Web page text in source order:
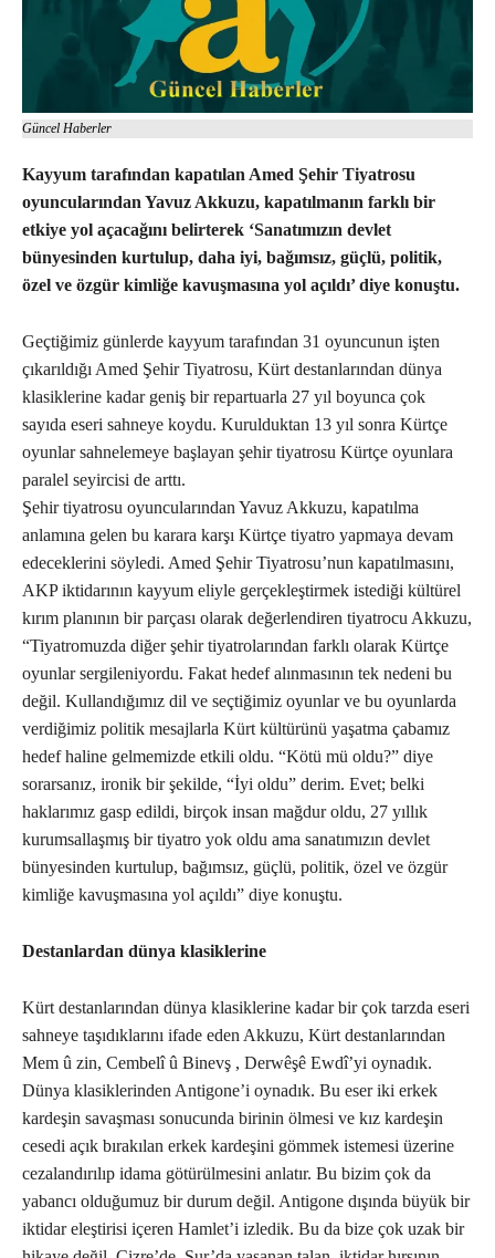
Güncel Haberler
Kayyum tarafından kapatılan Amed Şehir Tiyatrosu
oyuncularından Yavuz Akkuzu, kapatılmanın farklı bir
etkiye yol açacağını belirterek ‘Sanatımızın devlet
bünyesinden kurtulup, daha iyi, bağımsız, güçlü, politik,
özel ve özgür kimliğe kavuşmasına yol açıldı’ diye konuştu.
Geçtiğimiz günlerde kayyum tarafından 31 oyuncunun işten
çıkarıldığı Amed Şehir Tiyatrosu, Kürt destanlarından dünya
klasiklerine kadar geniş bir repartuarla 27 yıl boyunca çok
sayıda eseri sahneye koydu. Kurulduktan 13 yıl sonra Kürtçe
oyunlar sahnelemeye başlayan şehir tiyatrosu Kürtçe oyunlara
paralel seyircisi de arttı.
Şehir tiyatrosu oyuncularından Yavuz Akkuzu, kapatılma
anlamına gelen bu karara karşı Kürtçe tiyatro yapmaya devam
edeceklerini söyledi. Amed Şehir Tiyatrosu’nun kapatılmasını,
AKP iktidarının kayyum eliyle gerçekleştirmek istediği kültürel
kırım planının bir parçası olarak değerlendiren tiyatrocu Akkuzu,
“Tiyatromuzda diğer şehir tiyatrolarından farklı olarak Kürtçe
oyunlar sergileniyordu. Fakat hedef alınmasının tek nedeni bu
değil. Kullandığımız dil ve seçtiğimiz oyunlar ve bu oyunlarda
verdiğimiz politik mesajlarla Kürt kültürünü yaşatma çabamız
hedef haline gelmemizde etkili oldu. “Kötü mü oldu?” diye
sorarsanız, ironik bir şekilde, “İyi oldu” derim. Evet; belki
haklarımız gasp edildi, birçok insan mağdur oldu, 27 yıllık
kurumsallaşmış bir tiyatro yok oldu ama sanatımızın devlet
bünyesinden kurtulup, bağımsız, güçlü, politik, özel ve özgür
kimliğe kavuşmasına yol açıldı” diye konuştu.
Destanlardan dünya klasiklerine
Kürt destanlarından dünya klasiklerine kadar bir çok tarzda eseri
sahneye taşıdıklarını ifade eden Akkuzu, Kürt destanlarından
Mem û zin, Cembelî û Binevş , Derwêşê Ewdî’yi oynadık.
Dünya klasiklerinden Antigone’i oynadık. Bu eser iki erkek
kardeşin savaşması sonucunda birinin ölmesi ve kız kardeşin
cesedi açık bırakılan erkek kardeşini gömmek istemesi üzerine
cezalandırılıp idama götürülmesini anlatır. Bu bizim çok da
yabancı olduğumuz bir durum değil. Antigone dışında büyük bir
iktidar eleştirisi içeren Hamlet’i izledik. Bu da bize çok uzak bir